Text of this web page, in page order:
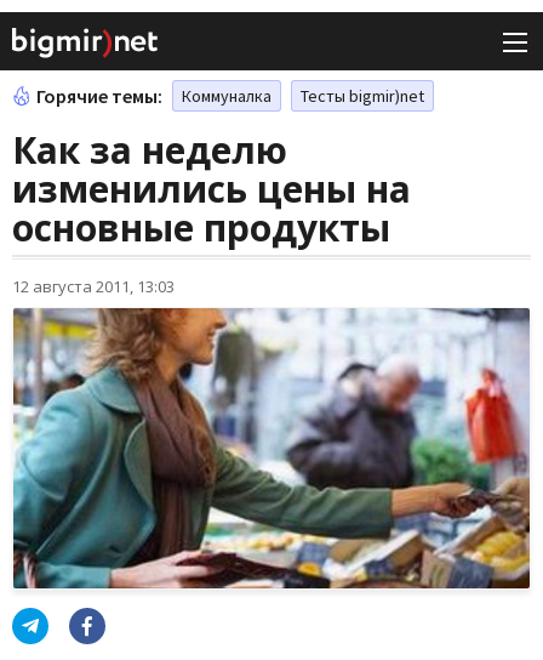
Горячие темы: Коммуналка Тесты bigmir)net
Как за неделю
изменились цены на
основные продукты
12 августа 2011, 13:03